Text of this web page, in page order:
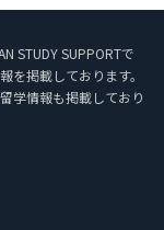
STUDY SUPPORTで
を掲載しております。
学情報も掲載しており